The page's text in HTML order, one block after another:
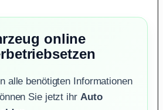
online
alle benötigten Informationen
Sie jetzt ihr Auto